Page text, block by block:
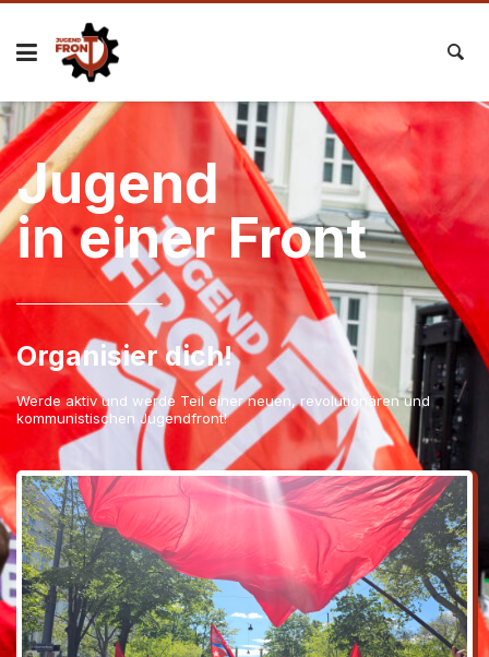
Jugend
in einer Front
Organisier dich!
Werde aktiv und werde Teil einer neuen, revolutionären und
kommunistischen Jugendfront!